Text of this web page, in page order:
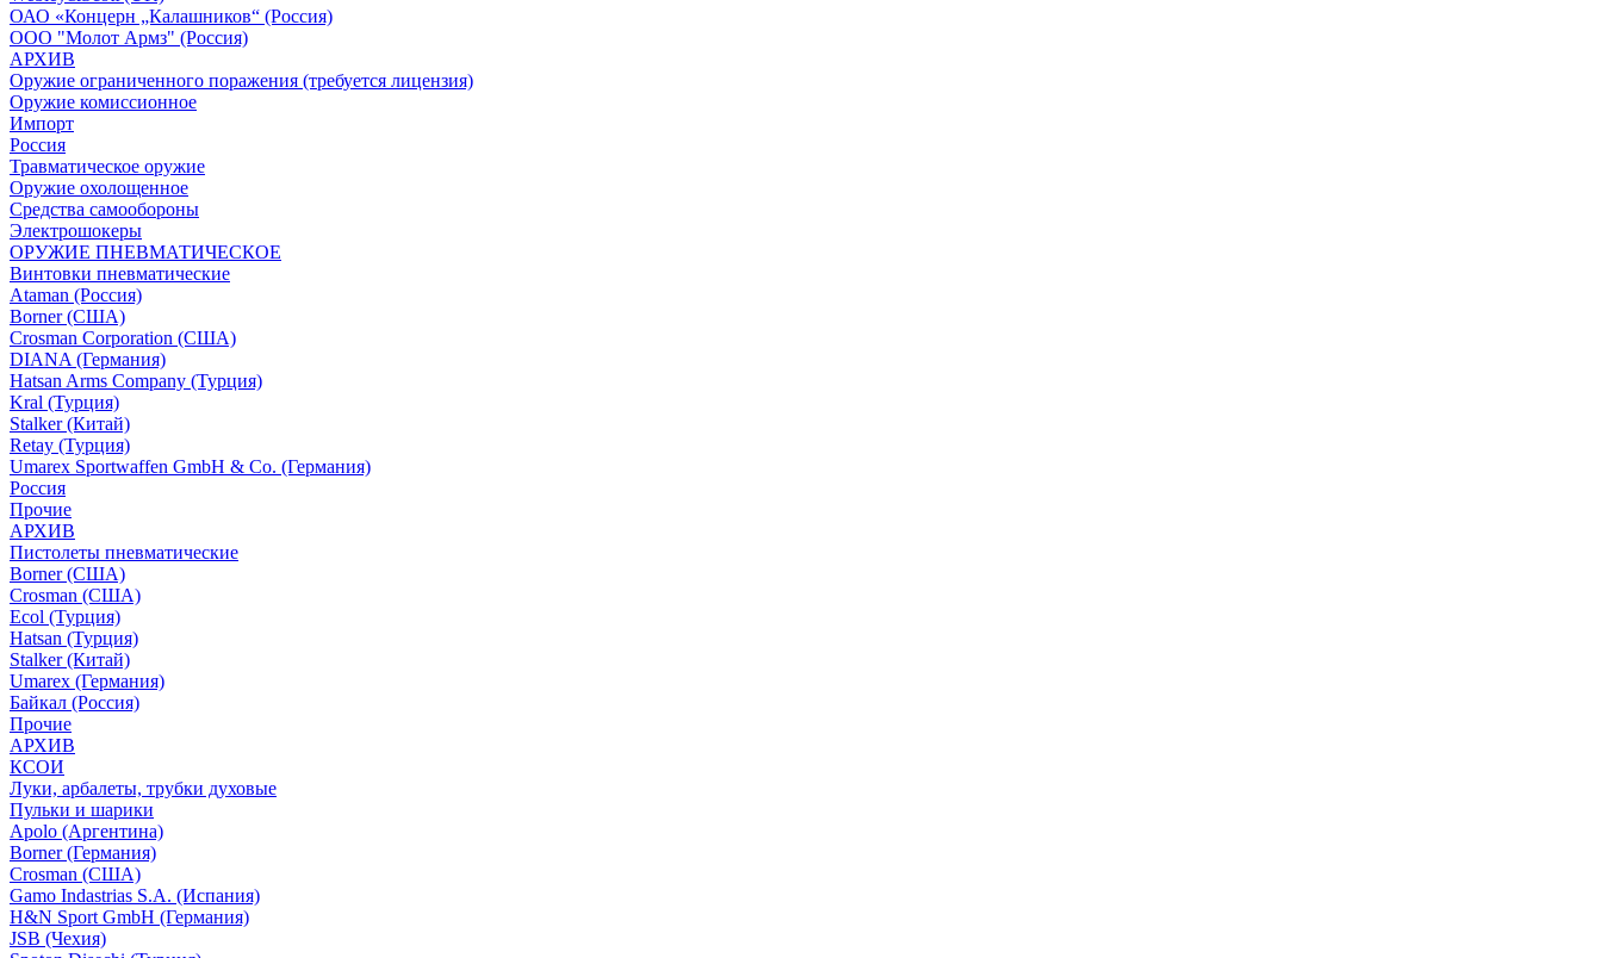
ОАО «Концерн „Калашников“ (Россия)
ООО "Молот Армз" (Россия)
АРХИВ
Оружие ограниченного поражения (требуется лицензия)
Оружие комиссионное
Импорт
Россия
Травматическое оружие
Оружие охолощенное
Средства самообороны
Электрошокеры
ОРУЖИЕ ПНЕВМАТИЧЕСКОЕ
Винтовки пневматические
Ataman (Россия)
Borner (США)
Crosman Corporation (США)
DIANA (Германия)
Hatsan Arms Company (Турция)
Kral (Турция)
Stalker (Китай)
Retay (Турция)
Umarex Sportwaffen GmbH & Co. (Германия)
Россия
Прочие
АРХИВ
Пистолеты пневматические
Borner (США)
Crosman (США)
Ecol (Турция)
Hatsan (Турция)
Stalker (Китай)
Umarex (Германия)
Байкал (Россия)
Прочие
АРХИВ
КСОИ
Луки, арбалеты, трубки духовые
Пульки и шарики
Apolo (Аргентина)
Borner (Германия)
Crosman (США)
Gamo Indastrias S.A. (Испания)
H&N Sport GmbH (Германия)
JSB (Чехия)